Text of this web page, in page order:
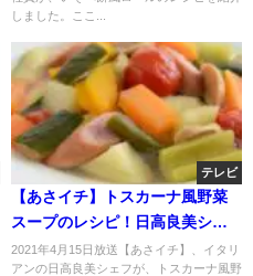
しました。ここ...
テレビ
【あさイチ】トスカーナ風野菜
スープのレシピ！日高良美シェ
フが伝授！4月15日
2021年4月15日放送【あさイチ】、イタリ
アンの日高良美シェフが、トスカーナ風野